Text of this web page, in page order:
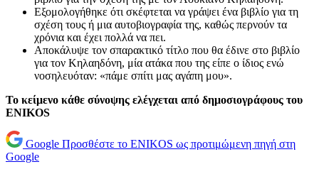
Εξομολογήθηκε ότι σκέφτεται να γράψει ένα βιβλίο για τη
σχέση τους ή μια αυτοβιογραφία της, καθώς περνούν τα
χρόνια και έχει πολλά να πει.
Αποκάλυψε τον σπαρακτικό τίτλο που θα έδινε στο βιβλίο
για τον Κηλαηδόνη, μία ατάκα που της είπε ο ίδιος ενώ
νοσηλευόταν: «πάμε σπίτι μας αγάπη μου».
Το κείμενο κάθε σύνοψης ελέγχεται από δημοσιογράφους του
ENIKOS
Google Προσθέστε το ENIKOS ως προτιμώμενη πηγή στη
Google